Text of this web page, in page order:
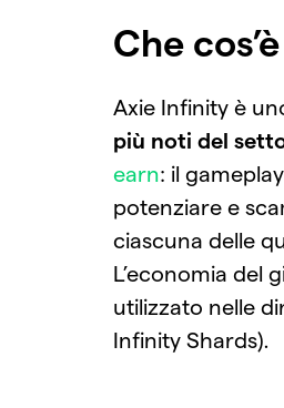
Che
Axie Infinity è
più noti del
earn: il
potenziare e
ciascuna delle
L’economia del
utilizzato nelle
Infinity Shards).